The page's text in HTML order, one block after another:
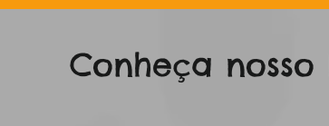
Conheça nosso